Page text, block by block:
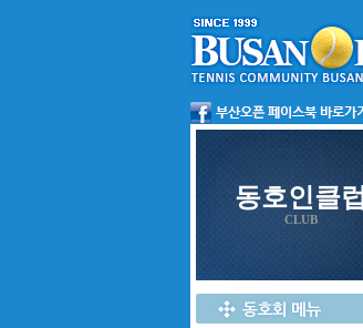
동호인클럽
CLUB